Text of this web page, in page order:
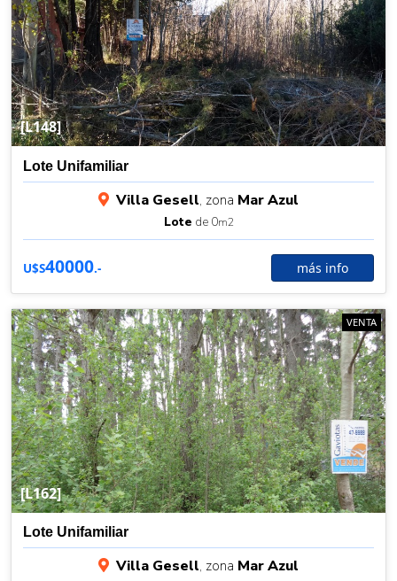
[L148]
Lote Unifamiliar
Villa Gesell, zona Mar Azul
Lote de 0m2
U$S40000.- más info
[L162]
VENTA
Lote Unifamiliar
Villa Gesell, zona Mar Azul